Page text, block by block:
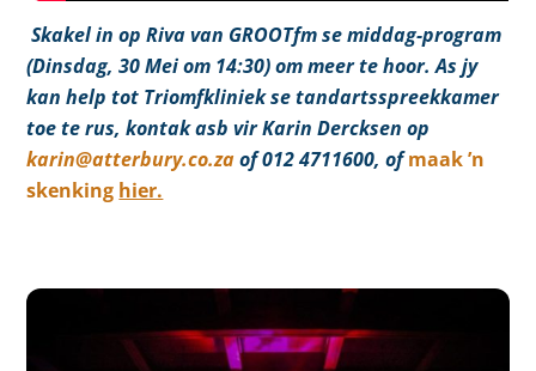
Skakel in op Riva van GROOTfm se middag-program
(Dinsdag, 30 Mei om 14:30) om meer te hoor. As jy
kan help tot Triomfkliniek se tandartsspreekkamer
toe te rus, kontak asb vir Karin Dercksen op
karin@atterbury.co.zaof 012 4711600, ofmaak ’n
skenking hier.